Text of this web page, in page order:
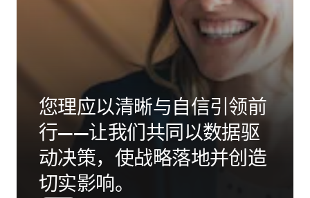
您理应以清晰与自信引领前
行——让我们共同以数据驱
动决策，使战略落地并创造
切实影响。